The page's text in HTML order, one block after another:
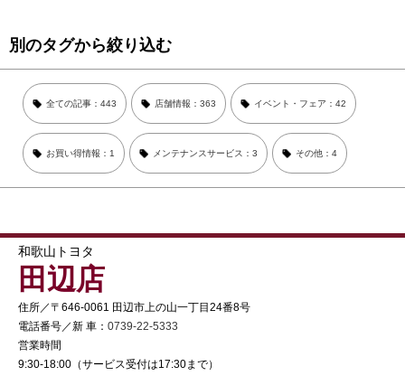
別のタグから絞り込む
全ての記事：443 店舗情報：363 イベント・フェア：42
お買い得情報：1 メンテナンスサービス：3 その他：4
和歌山トヨタ
田辺店
住所／〒646-0061 田辺市上の山一丁目24番8号
電話番号／新 車： 0739-22-5333
営業時間
9:30-18:00（サービス受付は17:30まで）